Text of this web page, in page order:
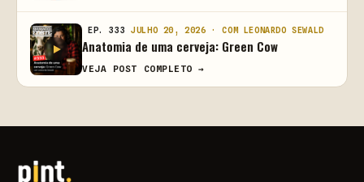
EP. 333 JULHO 20, 2026 · COM LEONARDO SEWALD
Anatomia de uma cerveja: Green Cow
VEJA POST COMPLETO →